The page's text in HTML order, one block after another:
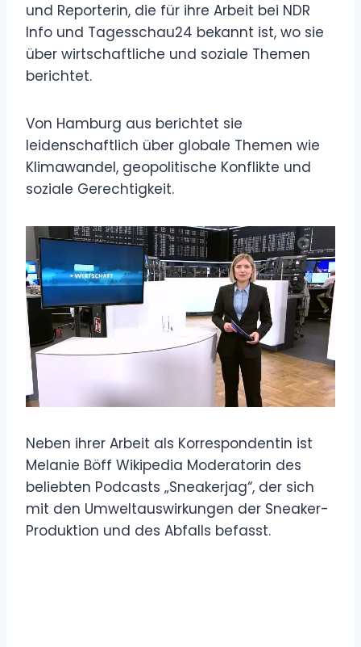
und Reporterin, die für ihre Arbeit bei NDR
Info und Tagesschau24 bekannt ist, wo sie
über wirtschaftliche und soziale Themen
berichtet.
Von Hamburg aus berichtet sie
leidenschaftlich über globale Themen wie
Klimawandel, geopolitische Konflikte und
soziale Gerechtigkeit.
Neben ihrer Arbeit als Korrespondentin ist
Melanie Böff Wikipedia Moderatorin des
beliebten Podcasts „Sneakerjag“, der sich
mit den Umweltauswirkungen der Sneaker-
Produktion und des Abfalls befasst.